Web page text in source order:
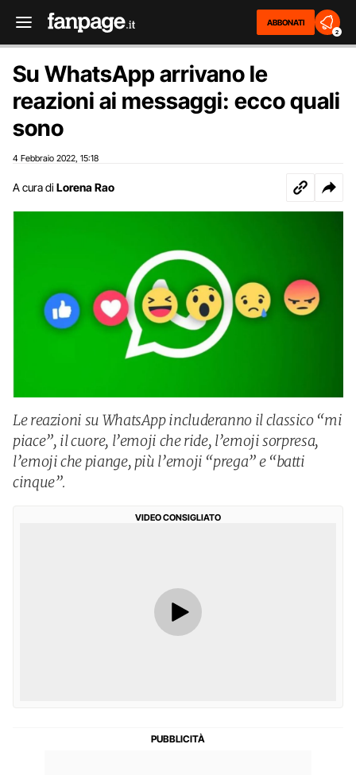
ABBONATI
2
Su WhatsApp arrivano le
reazioni ai messaggi: ecco quali
sono
4 Febbraio 2022 15:18
A cura di Lorena Rao
Le reazioni su WhatsApp includeranno il classico “mi
piace”, il cuore, l’emoji che ride, l’emoji sorpresa,
l’emoji che piange, più l’emoji “prega” e “batti
cinque”.
VIDEO CONSIGLIATO